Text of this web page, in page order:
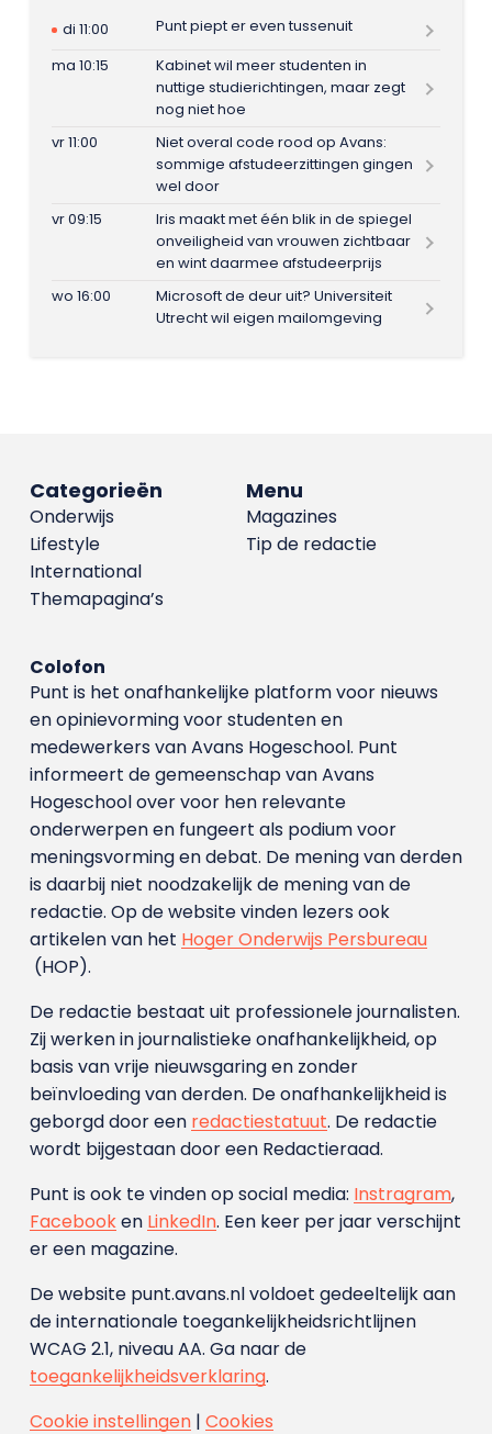
di 11:00
Punt piept er even tussenuit
ma 10:15
Kabinet wil meer studenten in
nuttige studierichtingen, maar zegt
nog niet hoe
vr 11:00
Niet overal code rood op Avans:
sommige afstudeerzittingen gingen
wel door
vr 09:15
Iris maakt met één blik in de spiegel
onveiligheid van vrouwen zichtbaar
en wint daarmee afstudeerprijs
wo 16:00
Microsoft de deur uit? Universiteit
Utrecht wil eigen mailomgeving
Menu
Magazines
Tip de redactie
Categorieën
Onderwijs
Lifestyle
International
Themapagina’s
Colofon
Punt is het onafhankelijke platform voor nieuws
en opinievorming voor studenten en
medewerkers van Avans Hoge­school. Punt
informeert de gemeenschap van Avans
Hogeschool over voor hen relevante
onderwerpen en fungeert als podium voor
meningsvorming en debat. De mening van derden
is daarbij niet noodzakelijk de mening van de
redactie. Op de website vinden lezers ook
artikelen van het Hoger Onderwijs Persbureau
(HOP).
De redactie bestaat uit professionele journalisten.
Zij werken in journalistieke onafhankelijkheid, op
basis van vrije nieuwsgaring en zonder
beïnvloeding van derden. De onafhankelijkheid is
geborgd door een redactiestatuut. De redactie
wordt bijgestaan door een Redactieraad.
Punt is ook te vinden op social media: Instragram,
Facebooken LinkedIn. Een keer per jaar verschijnt
er een magazine.
De website punt.avans.nl voldoet gedeeltelijk aan
de internationale toegankelijkheidsrichtlijnen
WCAG 2.1, niveau AA. Ga naar de
toegankelijkheidsverklaring.
Cookie instellingen| Cookies